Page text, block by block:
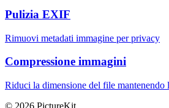
Pulizia EXIF
Rimuovi metadati immagine per privacy
Compressione immagini
Riduci la dimensione del file mantenendo
© 2026 PictureKit